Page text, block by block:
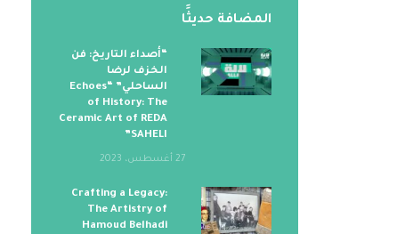
المضافة حديثََا
“أصداء التاريخ: فن
الخزف لرضا
الساحلي” “Echoes
of History: The
Ceramic Art of REDA
SAHELI”
27 أغسطس، 2023
Crafting a Legacy:
The Artistry of
Hamoud Belhadi